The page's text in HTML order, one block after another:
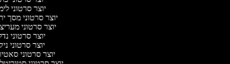
יוצר סרטוני
יוצר סרטוני מסך
יוצר סרטוני
יוצר סרטוני
יוצר סרטוני
יוצר סרטוני